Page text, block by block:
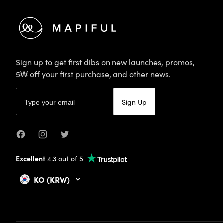
Sign up to get first dibs on new launches, promos,
5₩ off your first purchase, and other news.
Sign Up
FacebookInstagramTwitter
Excellent 4.3 out of 5
KO (KRW)